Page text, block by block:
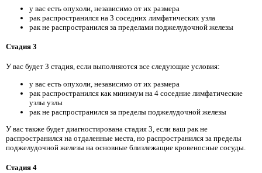
у вас есть опухоли, независимо от их размера
рак распространился на 3 соседних лимфатических узла
рак не распространился за пределами поджелудочной железы
Стадия 3
У вас будет 3 стадия, если выполняются все следующие условия:
у вас есть опухоли, независимо от их размера
рак распространился как минимум на 4 соседние лимфатические
узлы узлы
рак не распространился за пределы поджелудочной железы
У вас также будет диагностирована стадия 3, если ваш рак не
распространился на отдаленные места, но распространился за пределы
поджелудочной железы на основные близлежащие кровеносные сосуды.
Стадия 4